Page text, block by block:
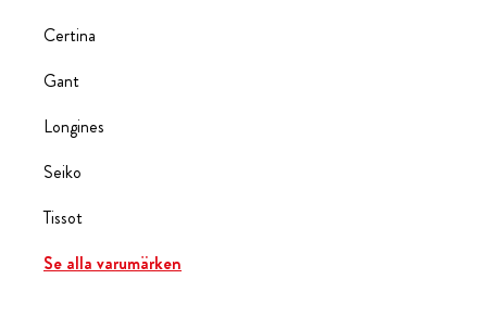
Certina
Gant
Longines
Seiko
Tissot
Se alla varumärken